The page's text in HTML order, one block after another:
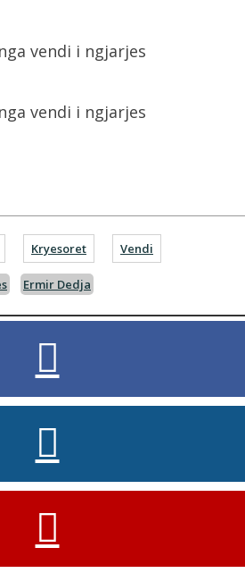
vendi i ngjarjes
vendi i ngjarjes
Kryesoret Vendi
Ermir Dedja